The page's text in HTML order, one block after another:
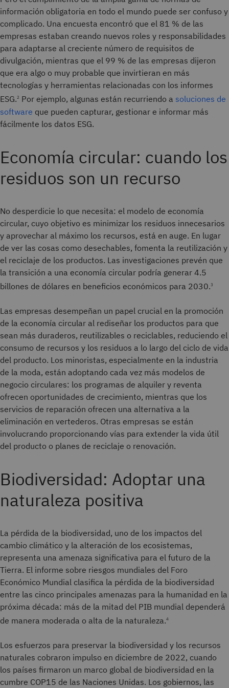
información obligatoria en todo el mundo puede ser confuso y
complicado. Una encuesta encontró que el 81 % de las
empresas estaban creando nuevos roles y responsabilidades
para adaptarse al creciente número de requisitos de
divulgación, mientras que el 99 % de las empresas dijeron
que era algo o muy probable que invirtieran en más
tecnologías y herramientas relacionadas con los informes
ESG.2 Por ejemplo, algunas están recurriendo a soluciones de
software que pueden capturar, gestionar e informar más
fácilmente los datos ESG.
Economía circular: cuando los
residuos son un recurso
No desperdicie lo que necesita: el modelo de economía
circular, cuyo objetivo es minimizar los residuos innecesarios
y aprovechar al máximo los recursos, está en auge. En lugar
de ver las cosas como desechables, fomenta la reutilización y
el reciclaje de los productos. Las investigaciones prevén que
la transición a una economía circular podría generar 4.5
billones de dólares en beneficios económicos para 2030. 3
Las empresas desempeñan un papel crucial en la promoción
de la economía circular al rediseñar los productos para que
sean más duraderos, reutilizables o reciclables, reduciendo el
consumo de recursos y los residuos a lo largo del ciclo de vida
del producto. Los minoristas, especialmente en la industria
de la moda, están adoptando cada vez más modelos de
negocio circulares: los programas de alquiler y reventa
ofrecen oportunidades de crecimiento, mientras que los
servicios de reparación ofrecen una alternativa a la
eliminación en vertederos. Otras empresas se están
involucrando proporcionando vías para extender la vida útil
del producto o planes de reciclaje o renovación.
Biodiversidad: Adoptar una
naturaleza positiva
La pérdida de la biodiversidad, uno de los impactos del
cambio climático y la alteración de los ecosistemas,
representa una amenaza significativa para el futuro de la
Tierra. El informe sobre riesgos mundiales del Foro
Económico Mundial clasifica la pérdida de la biodiversidad
entre las cinco principales amenazas para la humanidad en la
próxima década: más de la mitad del PIB mundial dependerá
de manera moderada o alta de la naturaleza.4
Los esfuerzos para preservar la biodiversidad y los recursos
naturales cobraron impulso en diciembre de 2022, cuando
los países firmaron un marco global de biodiversidad en la
cumbre COP15 de las Naciones Unidas. Los gobiernos, las